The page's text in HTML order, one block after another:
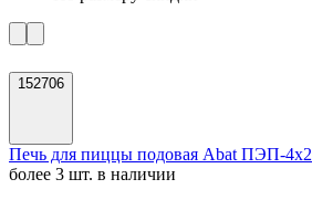
152706
Печь для пиццы подовая Abat ПЭП-4х2
более 3 шт. в наличии